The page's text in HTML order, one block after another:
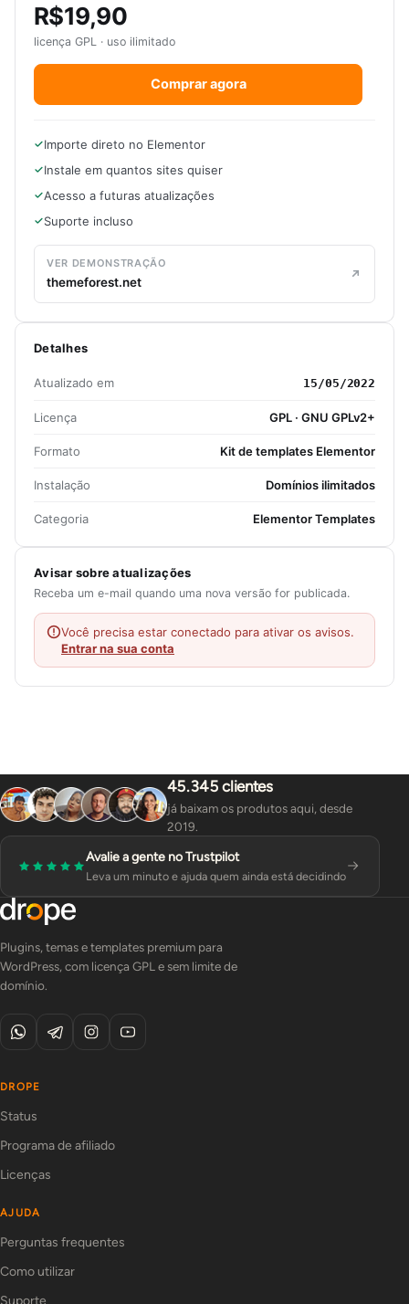
R$19,90
licença GPL · uso ilimitado
Comprar agora
Importe direto no Elementor
Instale em quantos sites quiser
Acesso a futuras atualizações
Suporte incluso
VER DEMONSTRAÇÃO
themeforest.net
Detalhes
Atualizado em 15/05/2022
Licença GPL · GNU GPLv2+
Formato Kit de templates Elementor
Instalação Domínios ilimitados
Categoria Elementor Templates
Avisar sobre atualizações
Receba um e-mail quando uma nova versão for publicada.
Você precisa estar conectado para ativar os avisos.
Entrar na sua conta
45.345 clientes
já baixam os produtos aqui, desde
2019.
Avalie a gente no Trustpilot
Leva um minuto e ajuda quem ainda está decidindo
Plugins, temas e templates premium para
WordPress, com licença GPL e sem limite de
domínio.
DROPE
Status
Programa de afiliado
Licenças
AJUDA
Perguntas frequentes
Como utilizar
Suporte